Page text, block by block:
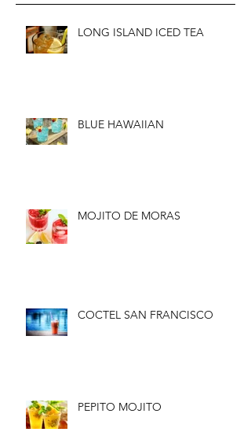
LONG ISLAND ICED TEA
BLUE HAWAIIAN
MOJITO DE MORAS
COCTEL SAN FRANCISCO
PEPITO MOJITO